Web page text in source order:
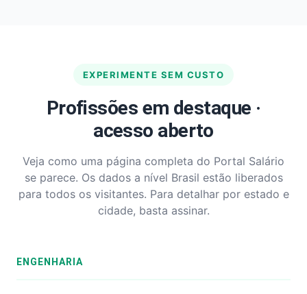
EXPERIMENTE SEM CUSTO
Profissões em destaque ·
acesso aberto
Veja como uma página completa do Portal Salário
se parece. Os dados a nível Brasil estão liberados
para todos os visitantes. Para detalhar por estado e
cidade, basta assinar.
ENGENHARIA